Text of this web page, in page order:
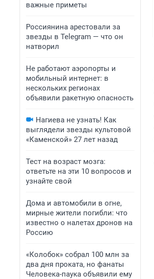
важные приметы
Россиянина арестовали за
звезды в Telegram — что он
натворил
Не работают аэропорты и
мобильный интернет: в
нескольких регионах
объявили ракетную опасность
Нагиева не узнать! Как
выглядели звезды культовой
«Каменской» 27 лет назад
Тест на возраст мозга:
ответьте на эти 10 вопросов и
узнайте свой
Дома и автомобили в огне,
мирные жители погибли: что
известно о налетах дронов на
Россию
«Колобок» собрал 100 млн за
два дня проката, но фанаты
Человека-паука объявили ему